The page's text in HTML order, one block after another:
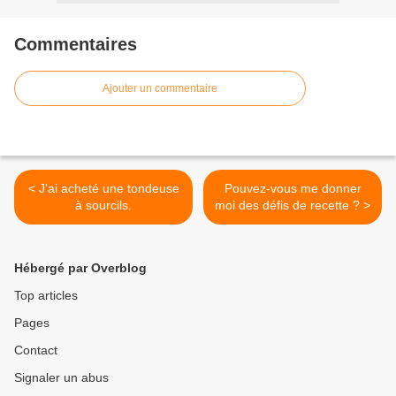
Commentaires
Ajouter un commentaire
< J'ai acheté une tondeuse
à sourcils.
Pouvez-vous me donner
moi des défis de recette ? >
Hébergé par Overblog
Top articles
Pages
Contact
Signaler un abus